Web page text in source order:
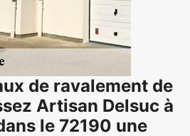
de ravalement de
Artisan Delsuc à
le 72190 une